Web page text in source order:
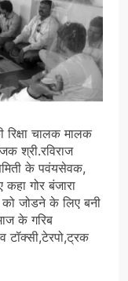
रिक्षा चालक मालक
श्री.रविराज
के पवंयसेवक,
गोर बंजारा
जोडने के लिए बनी
के गरिब
टॉक्सी,टेरपो,ट्रक